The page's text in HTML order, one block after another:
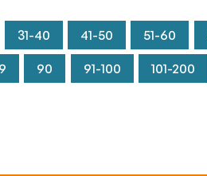
31-40 41-50 51-60
90 91-100 101-200